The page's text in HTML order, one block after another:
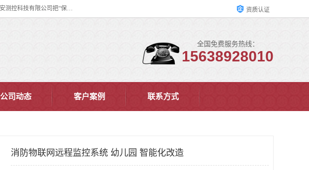
河南力安测控科技有限公司专注提供智慧消防管理系统,智慧消防系统,智慧消防云平台等设备能源管理大数据服务。河南力安测控科技有限公司把“保障设备运行安全可控,让设备管理变得简单”确定为力安的历史使命。 资质认证
全国免费服务热线：
15638928010
公司动态 客户案例 联系方式
消防物联网远程监控系统 幼儿园 智能化改造